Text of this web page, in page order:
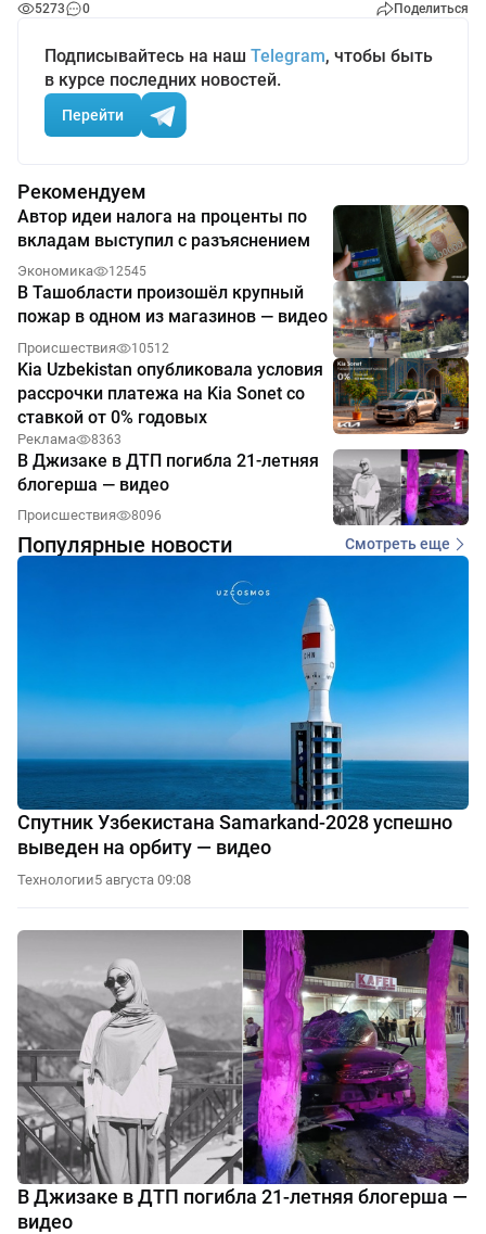
5273 0 Поделиться
Подписывайтесь на наш Telegram, чтобы быть
в курсе последних новостей.
Перейти
Рекомендуем
Автор идеи налога на проценты по
вкладам выступил с разъяснением
Экономика 12545
В Ташобласти произошёл крупный
пожар в одном из магазинов — видео
Происшествия 10512
Kia Uzbekistan опубликовала условия
рассрочки платежа на Kia Sonet со
ставкой от 0% годовых
Реклама 8363
В Джизаке в ДТП погибла 21-летняя
блогерша — видео
Происшествия 8096
Популярные новости Смотреть еще
Спутник Узбекистана Samarkand-2028 успешно
выведен на орбиту — видео
Технологии5 августа 09:08
В Джизаке в ДТП погибла 21-летняя блогерша —
видео